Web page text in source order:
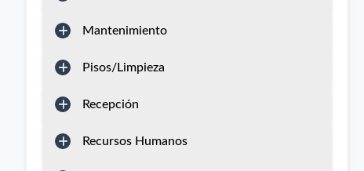
Mantenimiento
Pisos/Limpieza
Recepción
Recursos Humanos